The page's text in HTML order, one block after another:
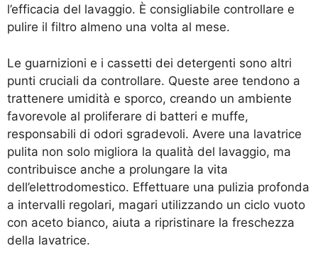
l’efficacia del lavaggio. È consigliabile controllare e
pulire il filtro almeno una volta al mese.
Le guarnizioni e i cassetti dei detergenti sono altri
punti cruciali da controllare. Queste aree tendono a
trattenere umidità e sporco, creando un ambiente
favorevole al proliferare di batteri e muffe,
responsabili di odori sgradevoli. Avere una lavatrice
pulita non solo migliora la qualità del lavaggio, ma
contribuisce anche a prolungare la vita
dell’elettrodomestico. Effettuare una pulizia profonda
a intervalli regolari, magari utilizzando un ciclo vuoto
con aceto bianco, aiuta a ripristinare la freschezza
della lavatrice.